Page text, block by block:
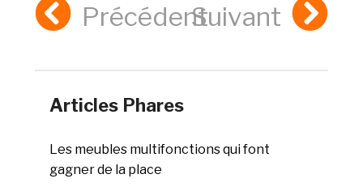
PrécédentSuivant
Articles Phares
Les meubles multifonctions qui font
gagner de la place